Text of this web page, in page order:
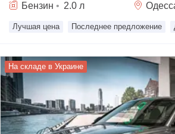
Бензин • 2.0 л
Лучшая цена Последнее предложение
На складе в Украине